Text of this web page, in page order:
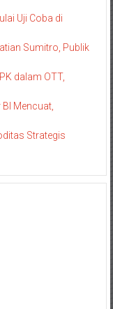
Uji Coba di
Sumitro, Publik
dalam OTT,
Mencuat,
Strategis